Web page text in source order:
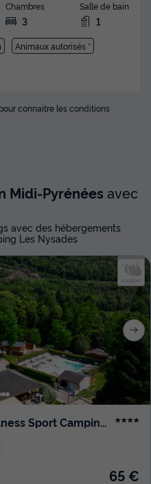
Chambres
3
Salle de bain
1
Animaux autorisés *
connaitre les conditions
Midi-Pyrénées avec
avec des hébergements
Les Nysades
Camping le Malazéou (Wellness Sport Camping) ★★★★
65 €